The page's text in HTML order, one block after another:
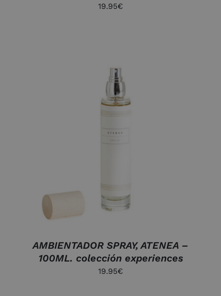
19.95€
AÑADIR AL CARRITO
AMBIENTADOR SPRAY, ATENEA –
100ML. colección experiences
19.95€